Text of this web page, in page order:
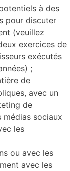
à des
pour discuter
(veuillez
exercices de
exécutés
;
de
avec un
de
médias sociaux
les
ou avec les
avec les